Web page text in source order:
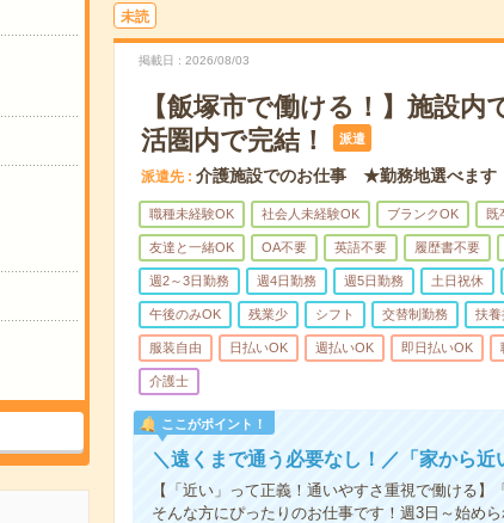
未読
掲載日 2026/08/03
【飯塚市で働ける！】施設
活圏内で完結！
派遣
派遣先 介護施設でのお仕事 ★勤務地選べます
職種未経験OK 社会人未経験OK ブランクOK 既
友達と一緒OK OA不要 英語不要 履歴書不要
週2～3日勤務 週4日勤務 週5日勤務 土日祝休
午後のみOK 残業少 シフト 交替制勤務 扶養
服装自由 日払いOK 週払いOK 即日払いOK
介護士
ここがポイント！
＼遠くまで通う必要なし！／「家から
【「近い」って正義！通いやすさ重視で働ける
そんな方にぴったりのお仕事です！週3日～始め